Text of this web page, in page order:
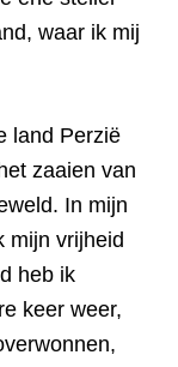
waar ik mij
land Perzië
zaaien van
In mijn
mijn vrijheid
heb ik
keer weer,